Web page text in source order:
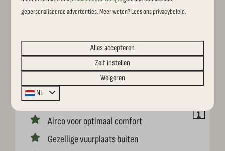
Vanaf
Barn lodge | 2 personen
Nee
Unieke authentieke accommodatie
Sfeervolle veranda
Airco voor optimaal comfort
Gezellige vuurplaats buiten
gepersonaliseerde advertenties. Meer weten? Lees ons privacybeleid.
Alles accepteren
Zelf instellen
Weigeren
NL